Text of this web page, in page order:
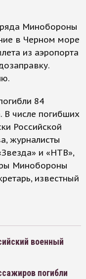
Минобороны
в Черном море
из аэропорта
84
В числе погибших
Российской
журналисты
и «НТВ»,
Минобороны
известный
военный
погибли